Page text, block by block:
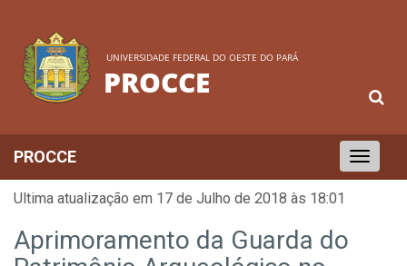
UNIVERSIDADE FEDERAL DO OESTE DO PARÁ
PROCCE
Toggle
navigation
PROCCE
Ultima atualização em 17 de Julho de 2018 às 18:01
Aprimoramento da Guarda do